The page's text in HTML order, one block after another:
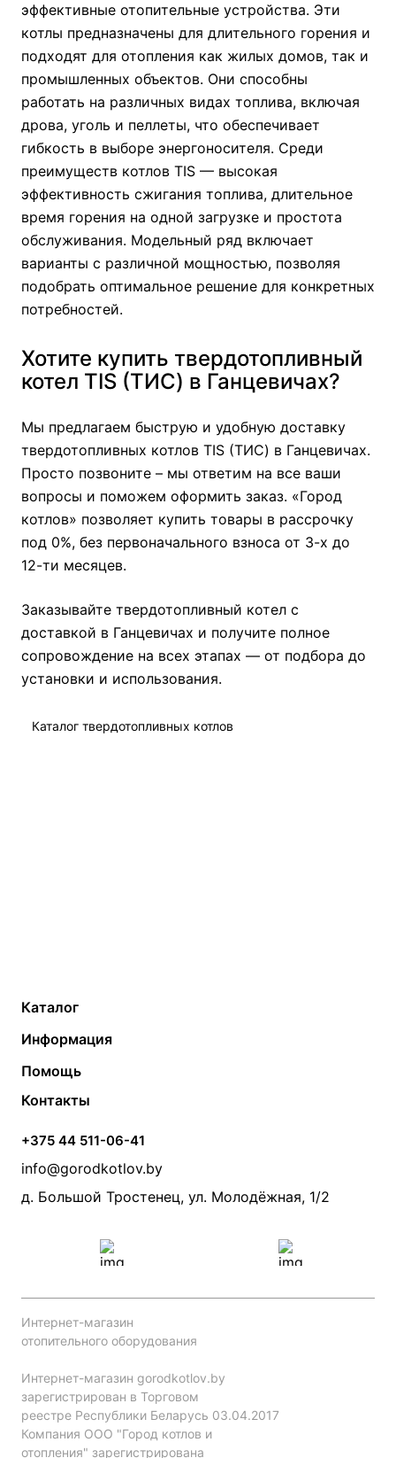
эффективные отопительные устройства. Эти
котлы предназначены для длительного горения и
подходят для отопления как жилых домов, так и
промышленных объектов. Они способны
работать на различных видах топлива, включая
дрова, уголь и пеллеты, что обеспечивает
гибкость в выборе энергоносителя. Среди
преимуществ котлов TIS — высокая
эффективность сжигания топлива, длительное
время горения на одной загрузке и простота
обслуживания. Модельный ряд включает
варианты с различной мощностью, позволяя
подобрать оптимальное решение для конкретных
потребностей.
Хотите купить твердотопливный
котел TIS (ТИС) в Ганцевичах?
Мы предлагаем быструю и удобную доставку
твердотопливных котлов TIS (ТИС) в Ганцевичах.
Просто позвоните – мы ответим на все ваши
вопросы и поможем оформить заказ. «Город
котлов» позволяет купить товары в рассрочку
под 0%, без первоначального взноса от 3-х до
12-ти месяцев.
Заказывайте твердотопливный котел с
доставкой в Ганцевичах и получите полное
сопровождение на всех этапах — от подбора до
установки и использования.
Каталог твердотопливных котлов
Каталог
Твердотопливные котлы
Электрические котлы
Банные печи
Камины и печи
Теплый пол
Радиаторы
Насосы
Дымоходы
Информация
Контакты
Статьи
Акции
Производители
Помощь
Монтаж систем отопления
Прайс по монтажу систем отопления
Проект систем отопления
Контакты
+375 44 511-06-41
info@gorodkotlov.by
д. Большой Тростенец, ул. Молодёжная, 1/2
Интернет-магазин
отопительного оборудования
Интернет-магазин gorodkotlov.by
зарегистрирован в Торговом
реестре Республики Беларусь 03.04.2017
Компания ООО "Город котлов и
отопления" зарегистрирована